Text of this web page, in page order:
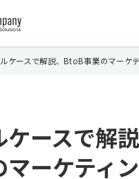
ケースで解説、BtoB事業のマーケ
ケースで解
マーケティ